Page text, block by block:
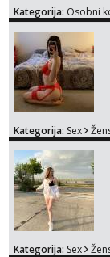
Kategorija: Osobni
Kategorija: Sex
Kategorija: Sex